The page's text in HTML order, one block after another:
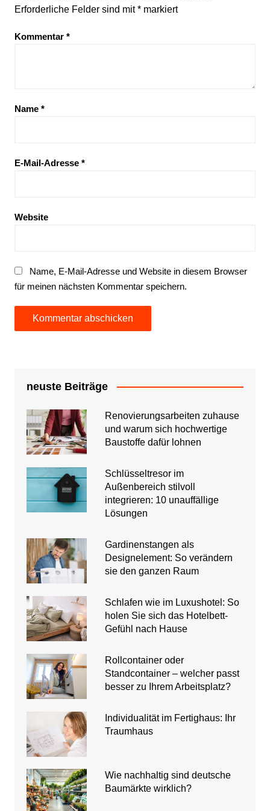
Erforderliche Felder sind mit*markiert
Kommentar *
Name *
E-Mail-Adresse *
Website
Name, E-Mail-Adresse und Website in diesem Browser
für meinen nächsten Kommentar speichern.
neuste Beiträge
Renovierungsarbeiten zuhause
und warum sich hochwertige
Baustoffe dafür lohnen
Schlüsseltresor im
Außenbereich stilvoll
integrieren: 10 unauffällige
Lösungen
Gardinenstangen als
Designelement: So verändern
sie den ganzen Raum
Schlafen wie im Luxushotel: So
holen Sie sich das Hotelbett-
Gefühl nach Hause
Rollcontainer oder
Standcontainer – welcher passt
besser zu Ihrem Arbeitsplatz?
Individualität im Fertighaus: Ihr
Traumhaus
Wie nachhaltig sind deutsche
Baumärkte wirklich?